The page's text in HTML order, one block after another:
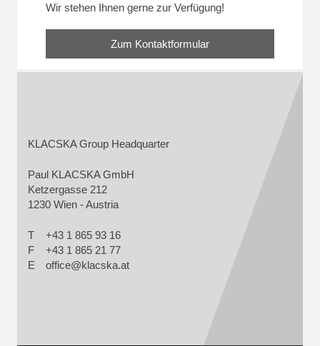
Wir stehen Ihnen gerne zur Verfügung!
Zum Kontaktformular
KLACSKA Group Headquarter
Paul KLACSKA GmbH
Ketzergasse 212
1230 Wien - Austria
T
+43 1 865 93 16
F
+43 1 865 21 77
E
office@klacska.at